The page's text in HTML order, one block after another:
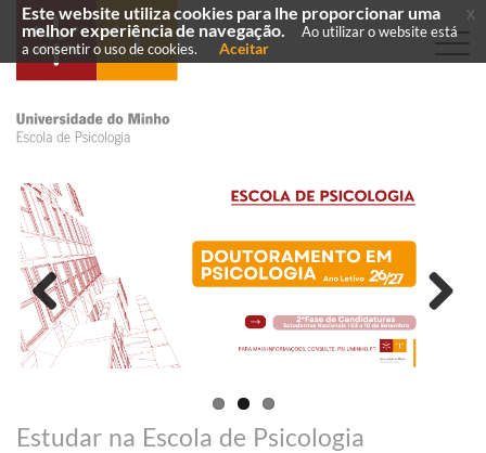
Previous
Estudar na Escola de Psicologia
Este website utiliza cookies para lhe proporcionar uma
melhor experiência de navegação.
Ao utilizar o website está
a consentir o uso de cookies.
Aceitar
x